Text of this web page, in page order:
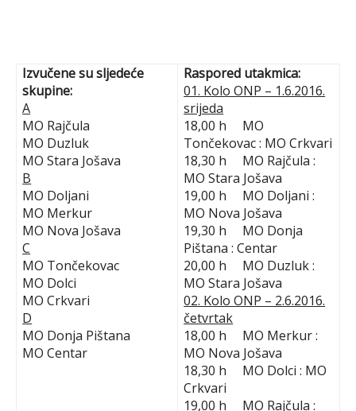
Izvučene su sljedeće
skupine:
A
MO Rajčula
MO Duzluk
MO Stara Jošava
B
MO Doljani
MO Merkur
MO Nova Jošava
C
MO Tončekovac
MO Dolci
MO Crkvari
D
MO Donja Pištana
MO Centar
Raspored utakmica:
01. Kolo ONP – 1.6.2016.
srijeda
18,00 h MO
Tončekovac : MO Crkvari
18,30 h MO Rajčula :
MO Stara Jošava
19,00 h MO Doljani :
MO Nova Jošava
19,30 h MO Donja
Pištana : Centar
20,00 h MO Duzluk :
MO Stara Jošava
02. Kolo ONP – 2.6.2016.
četvrtak
18,00 h MO Merkur :
MO Nova Jošava
18,30 h MO Dolci : MO
Crkvari
19,00 h MO Rajčula :